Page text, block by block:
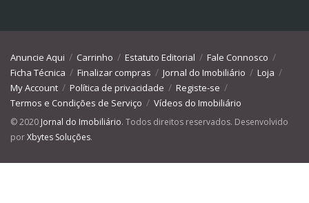
Anuncie Aqui Carrinho Estatuto Editorial
Fale Connosco
Ficha Técnica
Finalizar compras Jornal do Imobiliário
Loja
My Account
Política de privacidade
Registe-se
Termos e Condições de Serviço
Vídeos do Imobiliário
© 2020 Jornal do Imobiliário. Todos direitos reservados. Desenvolvido
porXbytes Soluções.